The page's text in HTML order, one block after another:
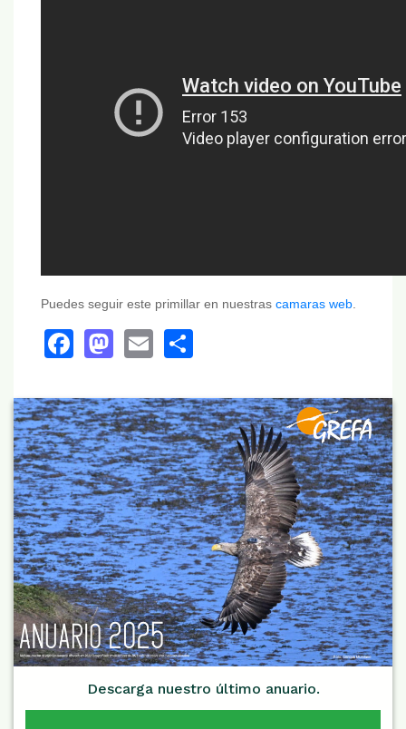
Puedes seguir este primillar en nuestras camaras web.
Facebook
Mastodon
Email
Descarga nuestro último anuario.